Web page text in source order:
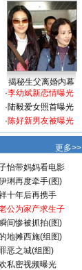
揭秘生父离婚内幕
·李幼斌新恋情曝光
·陆毅爱女照首曝光
·陈好新男友被曝光
更多>>
怡带妈妈看电影
琍再度牵手(图)
十年后再携手
公为家产求生子
间惨被抓拍(图)
地摊西施(组图)
恶之城(组图)
私密视频曝光